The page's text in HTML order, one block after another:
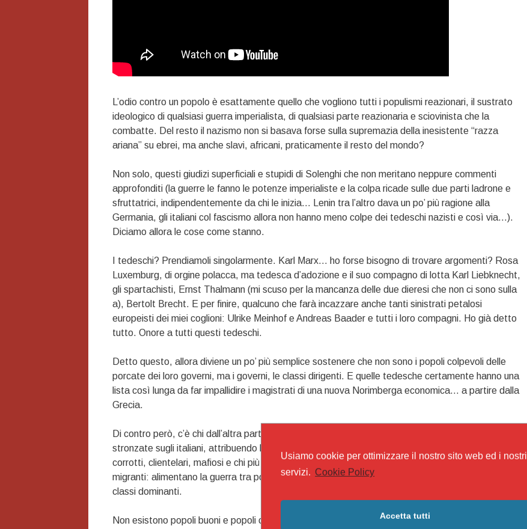
L’odio contro un popolo è esattamente quello che vogliono tutti i populismi reazionari, il sustrato
ideologico di qualsiasi guerra imperialista, di qualsiasi parte reazionaria e sciovinista che la
combatte. Del resto il nazismo non si basava forse sulla supremazia della inesistente “razza
ariana” su ebrei, ma anche slavi, africani, praticamente il resto del mondo?
Non solo, questi giudizi superficiali e stupidi di Solenghi che non meritano neppure commenti
approfonditi (la guerre le fanno le potenze imperialiste e la colpa ricade sulle due parti ladrone e
sfruttatrici, indipendentemente da chi le inizia… Lenin tra l’altro dava un po’ più ragione alla
Germania, gli italiani col fascismo allora non hanno meno colpe dei tedeschi nazisti e così via…).
Diciamo allora le cose come stanno.
I tedeschi? Prendiamoli singolarmente. Karl Marx… ho forse bisogno di trovare argomenti? Rosa
Luxemburg, di orgine polacca, ma tedesca d’adozione e il suo compagno di lotta Karl Liebknecht,
gli spartachisti, Ernst Thalmann (mi scuso per la mancanza delle due dieresi che non ci sono sulla
a), Bertolt Brecht. E per finire, qualcuno che farà incazzare anche tanti sinistrati petalosi
europeisti dei miei coglioni: Ulrike Meinhof e Andreas Baader e tutti i loro compagni. Ho già detto
tutto. Onore a tutti questi tedeschi.
Detto questo, allora diviene un po’ più semplice sostenere che non sono i popoli colpevoli delle
porcate dei loro governi, ma i governi, le classi dirigenti. E quelle tedesche certamente hanno una
lista così lunga da far impallidire i magistrati di una nuova Norimberga economica… a partire dalla
Grecia.
Di contro però, c’è chi dall’altra parte controreplica (
stronzate sugli italiani, attribuendo le disgrazie del nostro paese alla nostra presunta indole di
corrotti, clientelari, mafiosi e chi più ne ha più ne metta. Gli uni e gli altri sono come i leghisti con i
migranti: alimentano la guerra tra poveri con la sola funzione di creare consenso per le proprie
classi dominanti.
Non esistono popoli buoni e popoli cattivi. Esistono sfruttatori e sfruttati. Esistono i partigiani
Usiamo cookie per ottimizzare il nostro sito web ed i nostri
servizi. Cookie Policy
Accetta tutti